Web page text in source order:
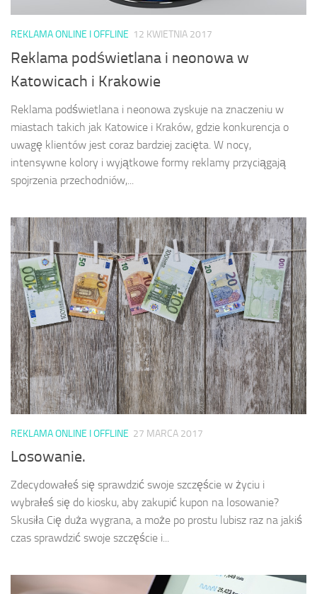
REKLAMA ONLINE I OFFLINE 12 KWIETNIA 2017
Reklama podświetlana i neonowa w
Katowicach i Krakowie
Reklama podświetlana i neonowa zyskuje na znaczeniu w
miastach takich jak Katowice i Kraków, gdzie konkurencja o
uwagę klientów jest coraz bardziej zacięta. W nocy,
intensywne kolory i wyjątkowe formy reklamy przyciągają
spojrzenia przechodniów,...
REKLAMA ONLINE I OFFLINE 27 MARCA 2017
Losowanie.
Zdecydowałeś się sprawdzić swoje szczęście w życiu i
wybrałeś się do kiosku, aby zakupić kupon na losowanie?
Skusiła Cię duża wygrana, a może po prostu lubisz raz na jakiś
czas sprawdzić swoje szczęście i...